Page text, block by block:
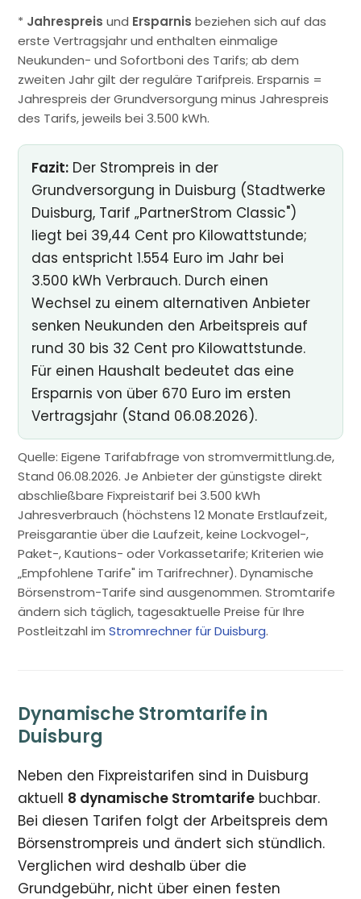
* Jahrespreis und Ersparnis beziehen sich auf das
erste Vertragsjahr und enthalten einmalige
Neukunden- und Sofortboni des Tarifs; ab dem
zweiten Jahr gilt der reguläre Tarifpreis. Ersparnis =
Jahrespreis der Grundversorgung minus Jahrespreis
des Tarifs, jeweils bei 3.500 kWh.
Fazit: Der Strompreis in der
Grundversorgung in Duisburg (Stadtwerke
Duisburg, Tarif „PartnerStrom Classic")
liegt bei 39,44 Cent pro Kilowattstunde;
das entspricht 1.554 Euro im Jahr bei
3.500 kWh Verbrauch. Durch einen
Wechsel zu einem alternativen Anbieter
senken Neukunden den Arbeitspreis auf
rund 30 bis 32 Cent pro Kilowattstunde.
Für einen Haushalt bedeutet das eine
Ersparnis von über 670 Euro im ersten
Vertragsjahr (Stand 06.08.2026).
Quelle: Eigene Tarifabfrage von stromvermittlung.de,
Stand 06.08.2026. Je Anbieter der günstigste direkt
abschließbare Fixpreistarif bei 3.500 kWh
Jahresverbrauch (höchstens 12 Monate Erstlaufzeit,
Preisgarantie über die Laufzeit, keine Lockvogel-,
Paket-, Kautions- oder Vorkassetarife; Kriterien wie
„Empfohlene Tarife" im Tarifrechner). Dynamische
Börsenstrom-Tarife sind ausgenommen. Stromtarife
ändern sich täglich, tagesaktuelle Preise für Ihre
Postleitzahl imStromrechner für Duisburg.
Dynamische Stromtarife in
Duisburg
Neben den Fixpreistarifen sind in Duisburg
aktuell 8 dynamische Stromtarife buchbar.
Bei diesen Tarifen folgt der Arbeitspreis dem
Börsenstrompreis und ändert sich stündlich.
Verglichen wird deshalb über die
Grundgebühr, nicht über einen festen